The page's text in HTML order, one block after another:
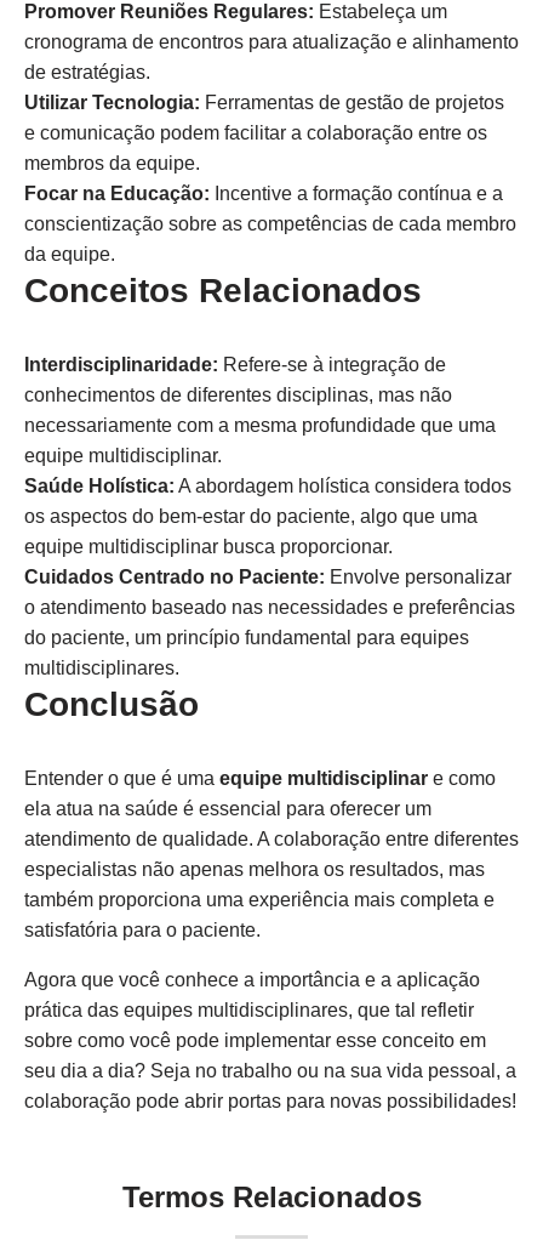
Promover Reuniões Regulares: Estabeleça um
cronograma de encontros para atualização e alinhamento
de estratégias.
Utilizar Tecnologia: Ferramentas de gestão de projetos
e comunicação podem facilitar a colaboração entre os
membros da equipe.
Focar na Educação: Incentive a formação contínua e a
conscientização sobre as competências de cada membro
da equipe.
Conceitos Relacionados
Interdisciplinaridade: Refere-se à integração de
conhecimentos de diferentes disciplinas, mas não
necessariamente com a mesma profundidade que uma
equipe multidisciplinar.
Saúde Holística: A abordagem holística considera todos
os aspectos do bem-estar do paciente, algo que uma
equipe multidisciplinar busca proporcionar.
Cuidados Centrado no Paciente: Envolve personalizar
o atendimento baseado nas necessidades e preferências
do paciente, um princípio fundamental para equipes
multidisciplinares.
Conclusão
Entender o que é uma equipe multidisciplinar e como
ela atua na saúde é essencial para oferecer um
atendimento de qualidade. A colaboração entre diferentes
especialistas não apenas melhora os resultados, mas
também proporciona uma experiência mais completa e
satisfatória para o paciente.
Agora que você conhece a importância e a aplicação
prática das equipes multidisciplinares, que tal refletir
sobre como você pode implementar esse conceito em
seu dia a dia? Seja no trabalho ou na sua vida pessoal, a
colaboração pode abrir portas para novas possibilidades!
Termos Relacionados